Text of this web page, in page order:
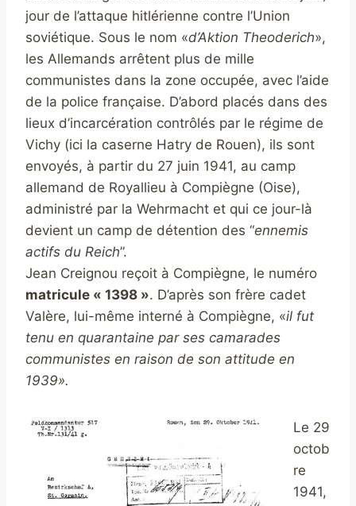
jour de l’attaque hitlérienne contre l’Union
soviétique. Sous le nom «d’Aktion Theoderich»,
les Allemands arrêtent plus de mille
communistes dans la zone occupée, avec l’aide
de la police française. D’abord placés dans des
lieux d’incarcération contrôlés par le régime de
Vichy (ici la caserne Hatry de Rouen), ils sont
envoyés, à partir du 27 juin 1941, au camp
allemand de Royallieu à Compiègne (Oise),
administré par la Wehrmacht et qui ce jour-là
devient un camp de détention des “ennemis
actifs du Reich”.
Jean Creignou reçoit à Compiègne, le numéro
matricule « 1398 ». D’après son frère cadet
Valère, lui-même interné à Compiègne, «il fut
tenu en quarantaine par ses camarades
communistes en raison de son attitude en
1939».
Le 29
octob
re
1941,